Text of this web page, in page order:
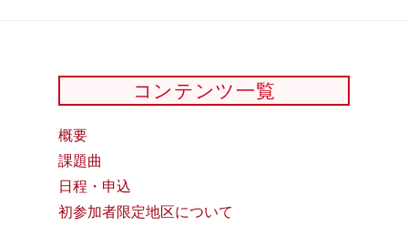
コンテンツ一覧
概要
課題曲
日程・申込
初参加者限定地区について